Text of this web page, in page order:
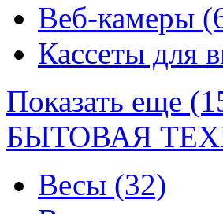
Веб-камеры
Кассеты для
Показать еще
БЫТОВАЯ
Весы (32)